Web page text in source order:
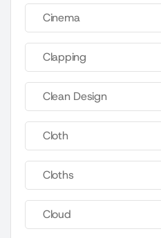
Cinema
Clapping
Clean Design
Cloth
Cloths
Cloud